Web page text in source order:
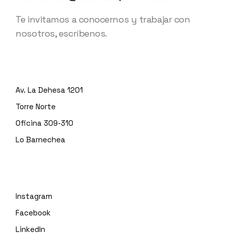
Te invitamos a conocernos y trabajar con
nosotros, escríbenos.
Av. La Dehesa 1201
Torre Norte
Oficina 309-310
Lo Barnechea
Instagram
Facebook
LinkedIn